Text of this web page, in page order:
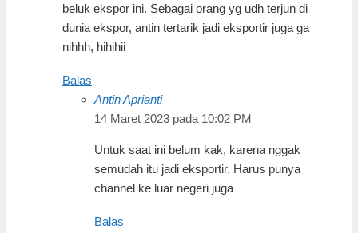
beluk ekspor ini. Sebagai orang yg udh terjun di
dunia ekspor, antin tertarik jadi eksportir juga ga
nihhh, hihihii
Balas
Antin Aprianti
14 Maret 2023 pada 10:02 PM
Untuk saat ini belum kak, karena nggak
semudah itu jadi eksportir. Harus punya
channel ke luar negeri juga
Balas